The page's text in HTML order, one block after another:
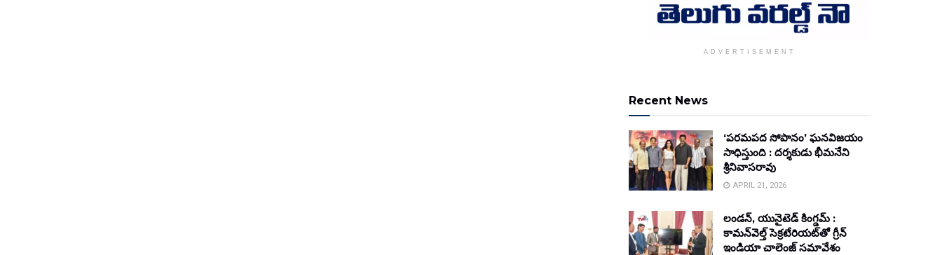
ADVERTISEMENT
Recent News
‘పరమపద సోపానం’ ఘనవిజయం
సాధిస్తుంది : దర్శకుడు భీమనేని
శ్రీనివాసరావు
APRIL 21, 2026
లండన్, యునైటెడ్ కింగ్డమ్ :
కామన్‌వెల్త్ సెక్రటేరియట్‌తో గ్రీన్
ఇండియా చాలెంజ్ సమావేశం